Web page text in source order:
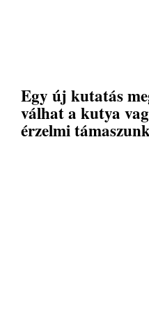
Egy új kutatás
válhat a kutya
érzelmi